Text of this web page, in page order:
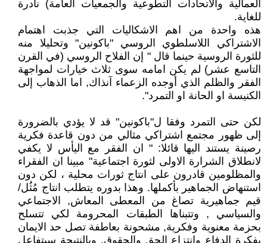
العمالية والاتحادات التطوعية والجمعيات العامة) نادرة
للغاية.
هذه واحدة من اهم الاشكاليات التي جذبت اهتمام
الاشتراكي اللاسلطوي الروسي "باكونين" وتحليلا منه
للثورة الروسية حينما قال " إن الفلاح الروسي (في القرن
التاسع عشر) لم يكن امامه سوى ثلاث خيارات لمواجهة
الفقر والظلم الذي أوجده الزعماء آنذاك, اما الذهاب إلى
الكنيسة او الحانة او التمرد".
لكن حتى التمرد وفقا ل"باكونين" قد لا يؤدي بالضرورة
إلى ظهور مجتمع اشتراكي مثالي من دون قاعدة فكرية
رصينة يستند اليها قائلا: " ان الفقر مع اليأس لا يكفي
لانطلاق الشرارة الاولى لثورة اجتماعية" مبينا ان الفقراء
والمظلومين قادرون على انتاج ثورات محلية ، لكن دون
استنهاض الجماهير بأكملها. وهذا بدوره يتطلب انتاج مُثُل/
قيم جماهيرية تصاغ من المعطى المعاش, الاجتماعي
والسياسي , وتتبناها الطبقات المحرومة لكي تتسلح
بحزمة معنوية وفكرية, مشحونة بعاطفة تصل حد الايمان
بفكرة الدفاع وانتزاع الحق والحقوق, وبالنتيجة سيتفاعل